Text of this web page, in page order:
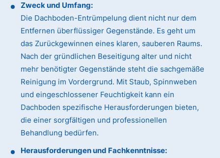
Zweck und Umfang:
Die Dachboden-Entrümpelung dient nicht nur dem
Entfernen überflüssiger Gegenstände. Es geht um
das Zurückgewinnen eines klaren, sauberen Raums.
Nach der gründlichen Beseitigung alter und nicht
mehr benötigter Gegenstände steht die sachgemäße
Reinigung im Vordergrund. Mit Staub, Spinnweben
und eingeschlossener Feuchtigkeit kann ein
Dachboden spezifische Herausforderungen bieten,
die einer sorgfältigen und professionellen
Behandlung bedürfen.
Herausforderungen und Fachkenntnisse: